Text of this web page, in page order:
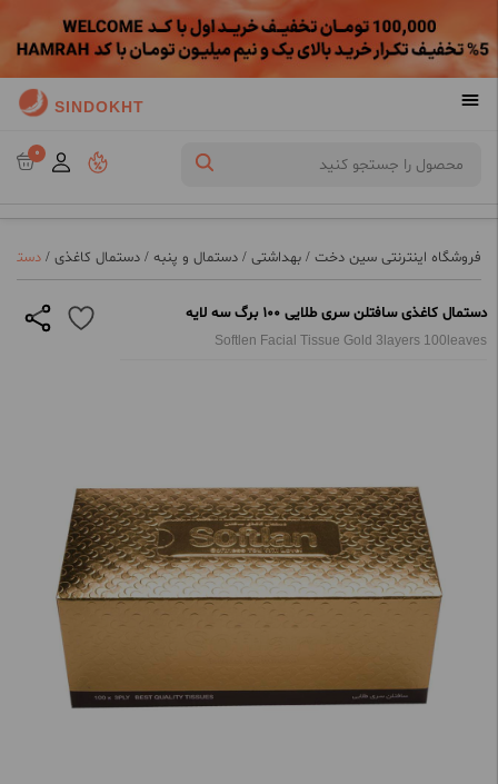
SINDOKHT
0
فروشگاه اینترنتی سین دخت / بهداشتی / دستمال و پنبه / دستمال کاغذی / دستمال
دستمال کاغذی سافتلن سری طلایی 100 برگ سه لایه
Softlen Facial Tissue Gold 3layers 100leaves